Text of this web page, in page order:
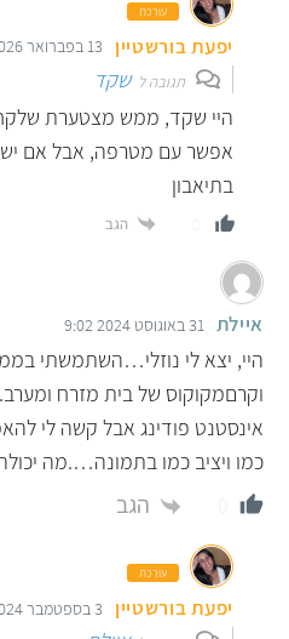
עורכת
יפעת בורשטיין 13 בפברואר 2026 10:03
תגובה לשקד
היי שקד, ממש מצטערת
אפשר עם מטרפה, אבל אם יש
בתיאבון
הגב
איילת 31 באוגוסט 2024 9:02
היי, יצא לי נוזלי…השתמשתי
וקרםמקוקוס של בית מזרח
אינסטנט פודינג אבל קשה לי
כמו ויציב כמו בתמונה….מה
הגב
עורכת
יפעת בורשטיין 3 בספטמבר 2024 10:18